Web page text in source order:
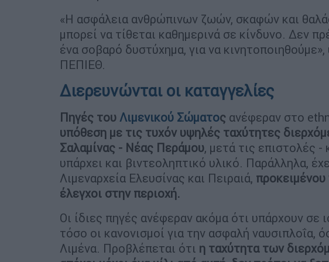
«Η ασφάλεια ανθρώπινων ζωών, σκαφών και
μπορεί να τίθεται καθημερινά σε κίνδυνο. Δεν
ένα σοβαρό δυστύχημα, για να
ΠΕΠΙΕΘ.
Διερευνώνται οι καταγγελίες
Πηγές του Λιμενικού Σώματος ανέφεραν στο
υπόθεση με τις τυχόν υψηλές ταχύτητες
Σαλαμίνας - Νέας Περάμου, μετά τις επιστολές
υπάρχει και βιντεοληπτικό υλικό. Παράλληλα,
Λιμεναρχεία Ελευσίνας και Πειραιά, προκειμένου
έλεγχοι στην περιοχή.
Οι ίδιες πηγές ανέφεραν ακόμα ότι υπάρχουν σε
τόσο οι κανονισμοί για την ασφαλή ναυσιπλοΐα,
Λιμένα. Προβλέπεται ότι η ταχύτητα των